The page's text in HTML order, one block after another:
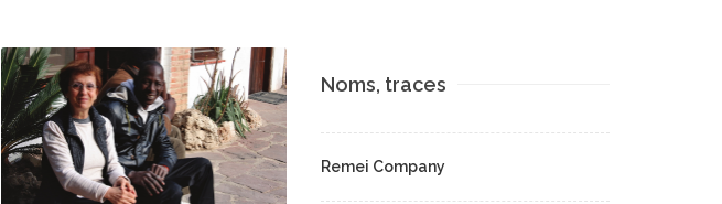
Noms, traces
Remei Company